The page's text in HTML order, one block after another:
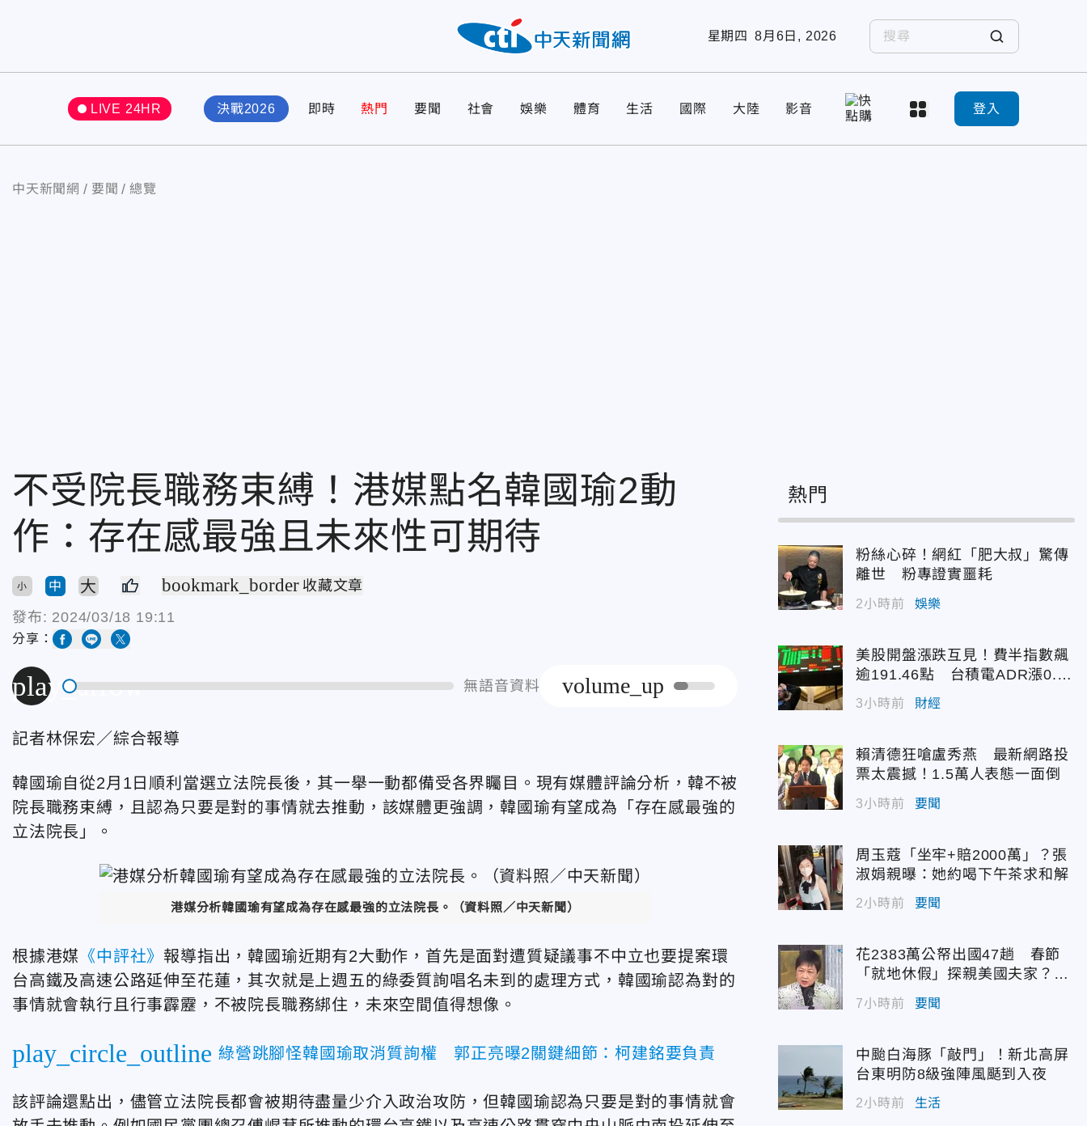
星期四 8月6日, 2026
LIVE 24HR 決戰2026 即時 熱門 要聞 社會 娛樂 體育 生活 國際 大陸 影音 登入
中天新聞網 要聞 總覽
不受院長職務束縛！港媒點名韓國瑜2動
作：存在感最強且未來性可期待
小 中 大 bookmark_border 收藏文章
發布: 2024/03/18 19:11
分享：
play_arrow 無語音資料 volume_up
記者林保宏／綜合報導
韓國瑜自從2月1日順利當選立法院長後，其一舉一動都備受各界矚目。現有媒體評論分析，韓不被
院長職務束縛，且認為只要是對的事情就去推動，該媒體更強調，韓國瑜有望成為「存在感最強的
立法院長」。
港媒分析韓國瑜有望成為存在感最強的立法院長。（資料照／中天新聞）
根據港媒 《中評社》 報導指出，韓國瑜近期有2大動作，首先是面對遭質疑議事不中立也要提案環
台高鐵及高速公路延伸至花蓮，其次就是上週五的綠委質詢唱名未到的處理方式，韓國瑜認為對的
事情就會執行且行事霹靂，不被院長職務綁住，未來空間值得想像。
play_circle_outline 綠營跳腳怪韓國瑜取消質詢權 郭正亮曝2關鍵細節：柯建銘要負責
該評論還點出，儘管立法院長都會被期待盡量少介入政治攻防，但韓國瑜認為只要是對的事情就會
熱門
粉絲心碎！網紅「肥大叔」驚傳
離世 粉專證實噩耗
2小時前 娛樂
美股開盤漲跌互見！費半指數飆
逾191.46點 台積電ADR漲0.9
3%
3小時前 財經
賴清德狂嗆盧秀燕 最新網路投
票太震撼！1.5萬人表態一面倒
3小時前 要聞
周玉蔻「坐牢+賠2000萬」？張
淑娟親曝：她約喝下午茶求和解
2小時前 要聞
花2383萬公帑出國47趟 春節
「就地休假」探親美國夫家？徐
佳青回應了
7小時前 要聞
中颱白海豚「敲門」！新北高屏
台東明防8級強陣風颳到入夜
2小時前 生活